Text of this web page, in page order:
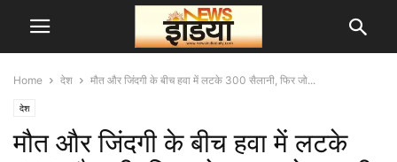
Home देश मौत और जिंदगी के बीच हवा में लटके 300 सैलानी, फिर जो...
देश
मौत और जिंदगी के बीच हवा में लटके